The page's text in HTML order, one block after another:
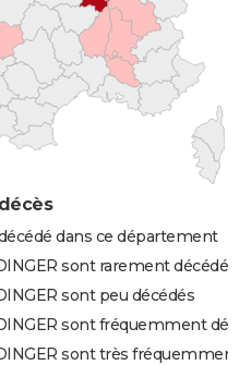
dans ce département
sont rarement décédés
sont peu décédés
sont fréquemment
sont très